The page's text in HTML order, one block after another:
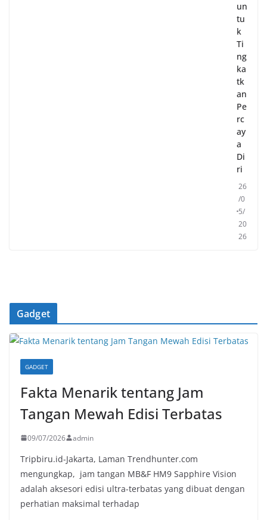
un
tu
k
Ti
ng
ka
tk
an
Pe
rc
ay
a
Di
ri
26
/0
5/
20
26
Gadget
GADGET
Fakta Menarik tentang Jam
Tangan Mewah Edisi Terbatas
09/07/2026 admin
Tripbiru.id-Jakarta, Laman Trendhunter.com
mengungkap, jam tangan MB&F HM9 Sapphire Vision
adalah aksesori edisi ultra-terbatas yang dibuat dengan
perhatian maksimal terhadap